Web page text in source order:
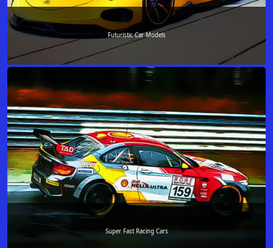
Futuristic Car Models
Super Fast Racing Cars